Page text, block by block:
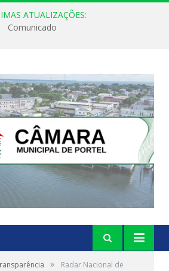
ATUALIZAÇÕES:
Comunicado
»
Radar Nacional de